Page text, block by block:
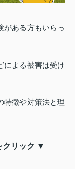
がある方もいらっ
による被害は受け
特徴や対策法と理
クリック ▼